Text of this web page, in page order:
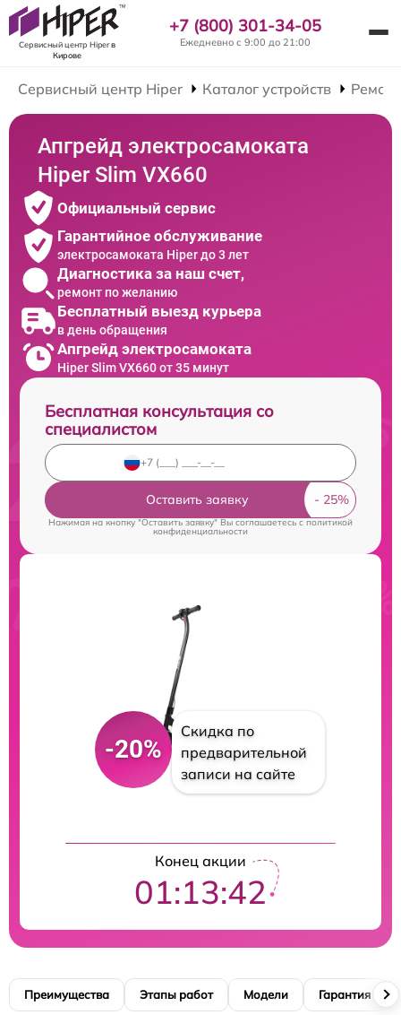
Сервисный центр Hiperв
Кирове
+7 (800) 301-34-05
Ежедневно с 9:00 до 21:00
Сервисный центр Hiper Каталог устройств
Апгрейд электросамоката
Hiper Slim VX660
Официальный сервис
Гарантийное обслуживание
электросамоката Hiper до 3 лет
Диагностика за наш счет,
ремонт по желанию
Бесплатный выезд курьера
в день обращения
Апгрейд электросамоката
Hiper Slim VX660 от 35 минут
Бесплатная консультация со
специалистом
Оставить заявку
Нажимая на кнопку "Оставить заявку" Вы соглашаетесь cполитикой
конфиденциальности
-20%
Скидка по
предварительной
записи на сайте
Конец акции
01:13:41
Преимущества Этапы работ Модели Гарантия